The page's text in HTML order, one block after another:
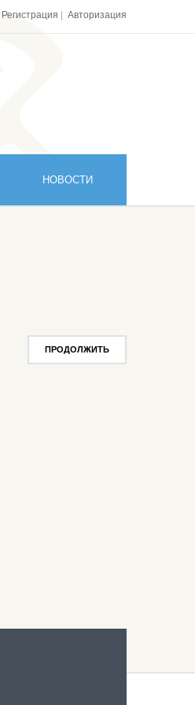
Регистрация Авторизация
НОВОСТИ
ПРОДОЛЖИТЬ